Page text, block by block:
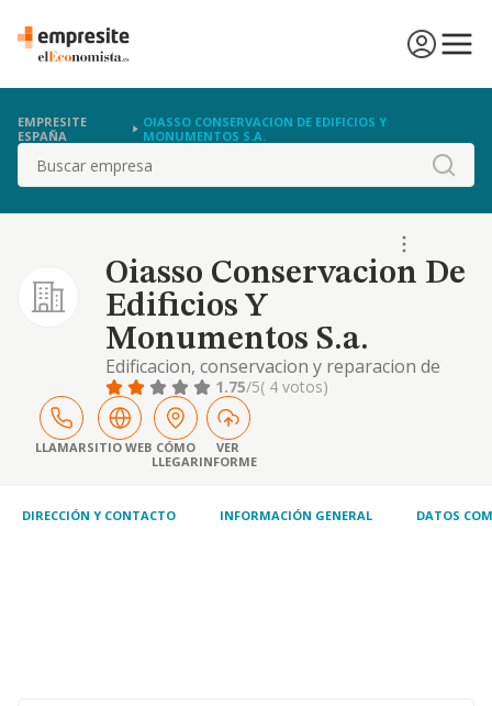
EMPRESITE
ESPAÑA
OIASSO CONSERVACION DE EDIFICIOS Y
MONUMENTOS S.A.
Buscar
Oiasso Conservacion De
Edificios Y
Monumentos S.a.
Edificacion, conservacion y reparacion de
edificios y monumentos trabajos de
albanileria, canteria, carpinteria de madera y
metalica. estructuras, electricidad,
cerramientos, fontaneria, restauracion
artistica, pintura,
1.75/5( 4 votos)
LLAMARSITIO WEB CÓMO
LLEGAR
VER
INFORME
DIRECCIÓN Y CONTACTO INFORMACIÓN GENERAL DATOS